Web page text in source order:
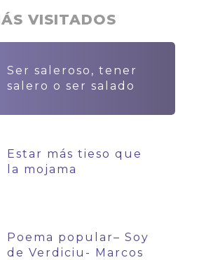
VISITADOS
Ser saleroso, tener
salero o ser salado
Estar más tieso que
la mojama
Poema popular– Soy
de Verdiciu- Marcos